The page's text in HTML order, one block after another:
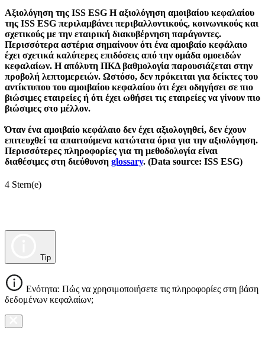
Αξιολόγηση της ISS ESG Η αξιολόγηση αμοιβαίου κεφαλαίου
της ISS ESG περιλαμβάνει περιβαλλοντικούς, κοινωνικούς και
σχετικούς με την εταιρική διακυβέρνηση παράγοντες.
Περισσότερα αστέρια σημαίνουν ότι ένα αμοιβαίο κεφάλαιο
έχει σχετικά καλύτερες επιδόσεις από την ομάδα ομοειδών
κεφαλαίων. Η απόλυτη ΠΚΔ βαθμολογία παρουσιάζεται στην
προβολή λεπτομερειών. Ωστόσο, δεν πρόκειται για δείκτες του
αντίκτυπου του αμοιβαίου κεφαλαίου ότι έχει οδηγήσει σε πιο
βιώσιμες εταιρείες ή ότι έχει ωθήσει τις εταιρείες να γίνουν πιο
βιώσιμες στο μέλλον.
Όταν ένα αμοιβαίο κεφάλαιο δεν έχει αξιολογηθεί, δεν έχουν
επιτευχθεί τα απαιτούμενα κατώτατα όρια για την αξιολόγηση.
Περισσότερες πληροφορίες για τη μεθοδολογία είναι
διαθέσιμες στη διεύθυνση glossary. (Data source: ISS ESG)
4 Stern(e)
Tip
Ενότητα: Πώς να χρησιμοποιήσετε τις πληροφορίες στη βάση
δεδομένων κεφαλαίων;